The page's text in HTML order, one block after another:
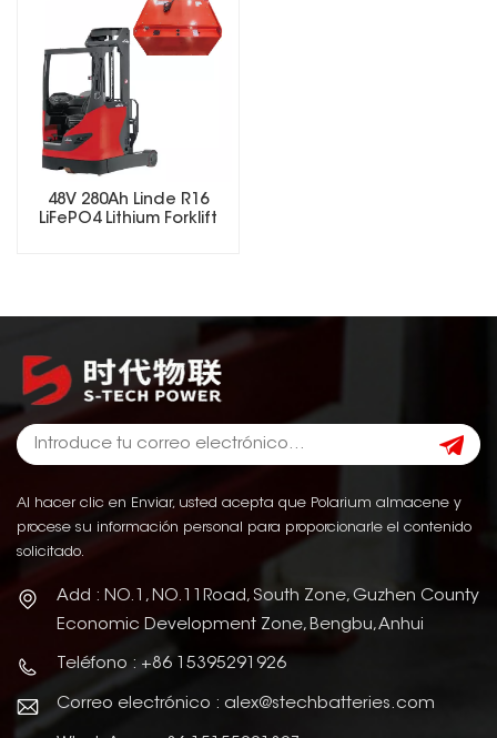
48V 280Ah Linde R16
LiFePO4 Lithium Forklift
Al hacer clic en Enviar, usted acepta que Polarium almacene y
procese su información personal para proporcionarle el contenido
solicitado.
Add : NO.1, NO.11Road, South Zone, Guzhen County
Economic Development Zone, Bengbu, Anhui
Teléfono : +86 15395291926
Correo electrónico : alex@stechbatteries.com